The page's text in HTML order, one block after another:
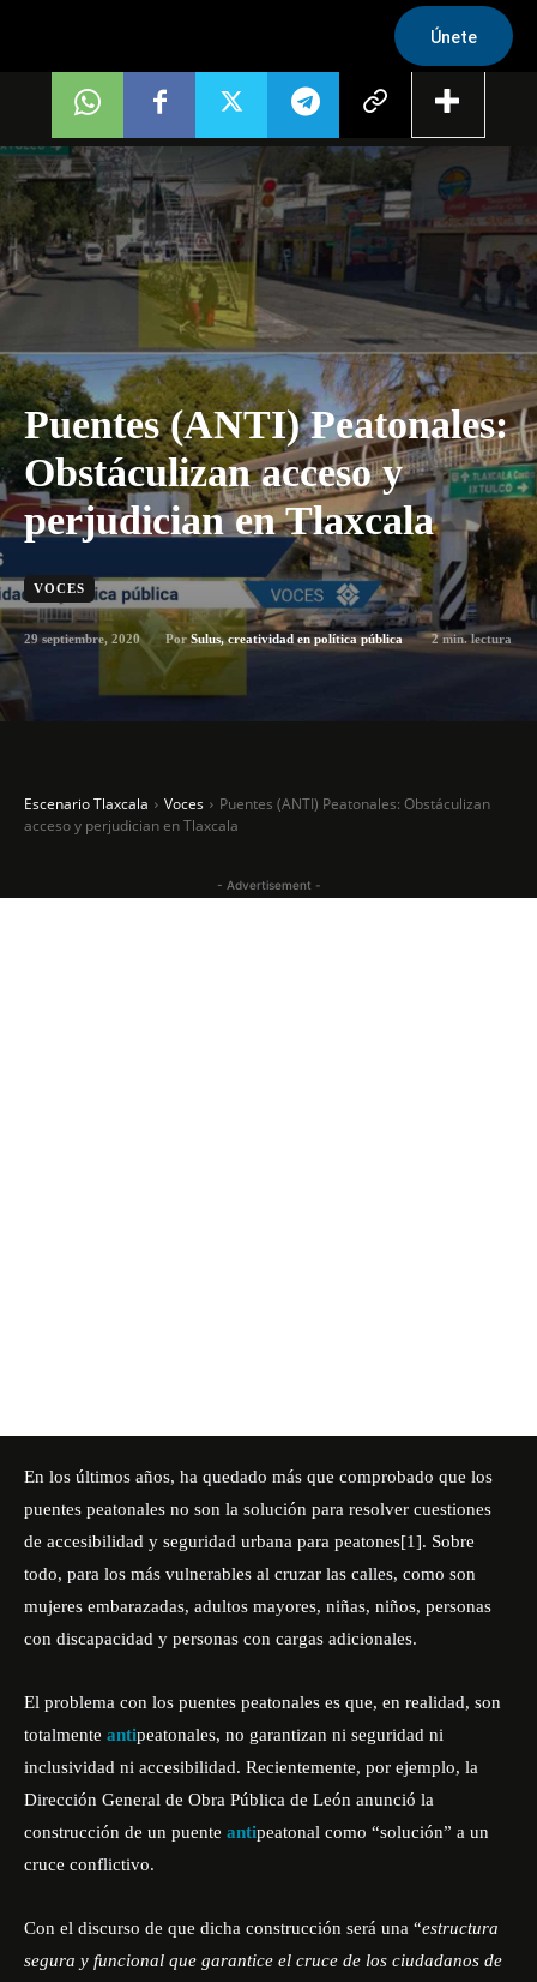
Únete
Puentes (ANTI) Peatonales:
Obstáculizan acceso y
perjudician en Tlaxcala
VOCES
29 septiembre, 2020 Por Sulus, creatividad en política pública 2min. lectura
Escenario Tlaxcala Voces
Puentes (ANTI) Peatonales: Obstáculizan
acceso y perjudician en Tlaxcala
- Advertisement -
En los últimos años, ha quedado más que comprobado que los
puentes peatonales no son la solución para resolver cuestiones
de accesibilidad y seguridad urbana para peatones[1]. Sobre
todo, para los más vulnerables al cruzar las calles, como son
mujeres embarazadas, adultos mayores, niñas, niños, personas
con discapacidad y personas con cargas adicionales.
El problema con los puentes peatonales es que, en realidad, son
totalmente antipeatonales, no garantizan ni seguridad ni
inclusividad ni accesibilidad. Recientemente, por ejemplo, la
Dirección General de Obra Pública de León anunció la
construcción de un puente antipeatonal como “solución” a un
cruce conflictivo.
Con el discurso de que dicha construcción será una “estructura
segura y funcional que garantice el cruce de los ciudadanos de